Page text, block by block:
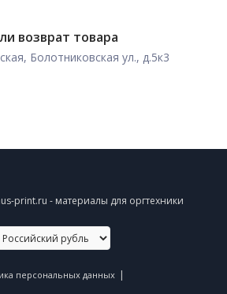
возврат товара
Болотниковская ул., д.5к3
print.ru - материалы для оргтехники
персональных данных |